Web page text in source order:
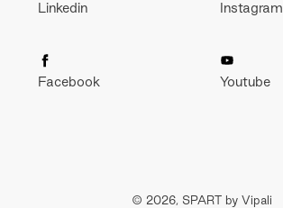
Linkedin Instagram
Facebook Youtube
© 2026, SPART by Vipali